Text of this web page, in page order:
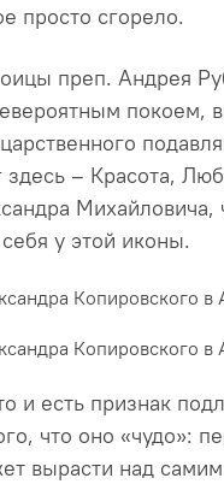
просто сгорело.
преп. Андрея
покоем,
здесь – Красота,
Михайловича,
у этой иконы.
и есть признак
что оно «чудо»:
вырасти над